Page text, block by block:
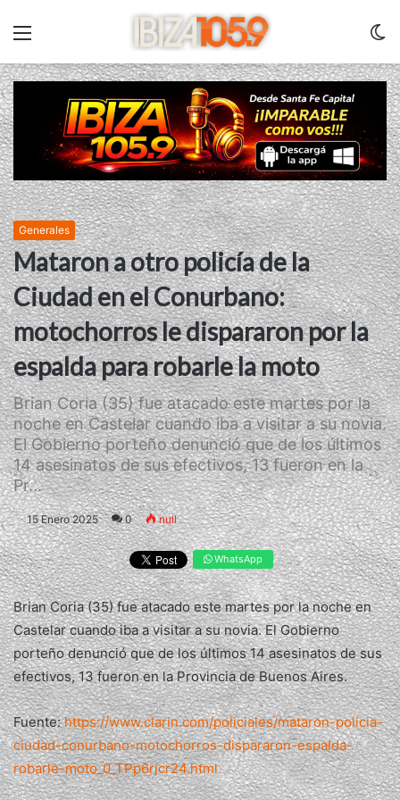
Generales
Mataron a otro policía de la
Ciudad en el Conurbano:
motochorros le dispararon por la
espalda para robarle la moto
Brian Coria (35) fue atacado este martes por la
noche en Castelar cuando iba a visitar a su novia.
El Gobierno porteño denunció que de los últimos
14 asesinatos de sus efectivos, 13 fueron en la
Pr...
15 Enero 2025 0 null
WhatsApp
Brian Coria (35) fue atacado este martes por la noche en
Castelar cuando iba a visitar a su novia. El Gobierno
porteño denunció que de los últimos 14 asesinatos de sus
efectivos, 13 fueron en la Provincia de Buenos Aires.
Fuente:https://www.clarin.com/policiales/mataron-policia-
ciudad-conurbano-motochorros-dispararon-espalda-
robarle-moto_0_TPp6rjcr24.html